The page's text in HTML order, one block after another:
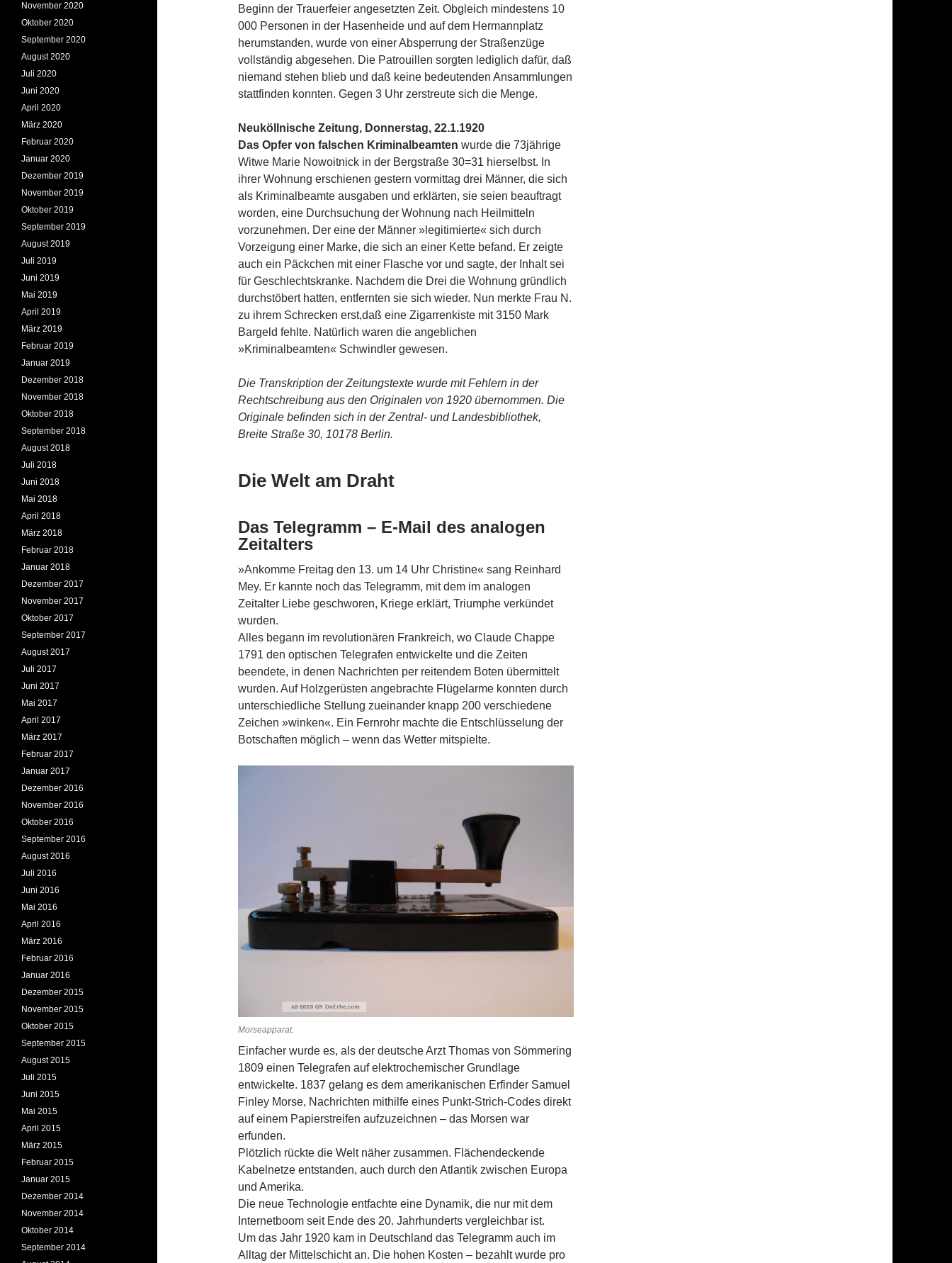
Beginn der Trauerfeier angesetzten Zeit. Obgleich mindestens 10
000 Personen in der Hasenheide und auf dem Hermannplatz
herumstanden, wurde von einer Absperrung der Straßenzüge
vollständig abgesehen. Die Patrouillen sorgten lediglich dafür, daß
niemand stehen blieb und daß keine bedeutenden Ansammlungen
stattfinden konnten. Gegen 3 Uhr zerstreute sich die Menge.
Neuköllnische Zeitung, Donnerstag, 22.1.1920
Das Opfer von falschen Kriminalbeamten wurde die 73jährige
Witwe Marie Nowoitnick in der Bergstraße 30=31 hierselbst. In
ihrer Wohnung erschienen gestern vormittag drei Männer, die sich
als Kriminalbeamte ausgaben und erklärten, sie seien beauftragt
worden, eine Durchsuchung der Wohnung nach Heilmitteln
vorzunehmen. Der eine der Männer »legitimierte« sich durch
Vorzeigung einer Marke, die sich an einer Kette befand. Er zeigte
auch ein Päckchen mit einer Flasche vor und sagte, der Inhalt sei
für Geschlechtskranke. Nachdem die Drei die Wohnung gründlich
durchstöbert hatten, entfernten sie sich wieder. Nun merkte Frau N.
zu ihrem Schrecken erst,daß eine Zigarrenkiste mit 3150 Mark
Bargeld fehlte. Natürlich waren die angeblichen
»Kriminalbeamten« Schwindler gewesen.
Die Transkription der Zeitungstexte wurde mit Fehlern in der
Rechtschreibung aus den Originalen von 1920 übernommen. Die
Originale befinden sich in der Zentral- und Landesbibliothek,
Breite Straße 30, 10178 Berlin.
Die Welt am Draht
Das Telegramm – E-Mail des analogen
Zeitalters
»Ankomme Freitag den 13. um 14 Uhr Christine« sang Reinhard
Mey. Er kannte noch das Telegramm, mit dem im analogen
Zeitalter Liebe geschworen, Kriege erklärt, Triumphe verkündet
wurden.
Alles begann im revolutionären Frankreich, wo Claude Chappe
1791 den optischen Telegrafen entwickelte und die Zeiten
beendete, in denen Nachrichten per reitendem Boten übermittelt
wurden. Auf Holzgerüsten angebrachte Flügelarme konnten durch
unterschiedliche Stellung zueinander knapp 200 verschiedene
Zeichen »winken«. Ein Fernrohr machte die Entschlüsselung der
Botschaften möglich – wenn das Wetter mitspielte.
Morseapparat.
Einfacher wurde es, als der deutsche Arzt Thomas von Sömmering
1809 einen Telegrafen auf elektrochemischer Grundlage
entwickelte. 1837 gelang es dem amerikanischen Erfinder Samuel
Finley Morse, Nachrichten mithilfe eines Punkt-Strich-Codes direkt
auf einem Papierstreifen aufzuzeichnen – das Morsen war
erfunden.
Plötzlich rückte die Welt näher zusammen. Flächendeckende
Kabelnetze entstanden, auch durch den Atlantik zwischen Europa
und Amerika.
Die neue Technologie entfachte eine Dynamik, die nur mit dem
Internetboom seit Ende des 20. Jahrhunderts vergleichbar ist.
Um das Jahr 1920 kam in Deutschland das Telegramm auch im
Alltag der Mittelschicht an. Die hohen Kosten – bezahlt wurde pro
November 2020
Oktober 2020
September 2020
August 2020
Juli 2020
Juni 2020
April 2020
März 2020
Februar 2020
Januar 2020
Dezember 2019
November 2019
Oktober 2019
September 2019
August 2019
Juli 2019
Juni 2019
Mai 2019
April 2019
März 2019
Februar 2019
Januar 2019
Dezember 2018
November 2018
Oktober 2018
September 2018
August 2018
Juli 2018
Juni 2018
Mai 2018
April 2018
März 2018
Februar 2018
Januar 2018
Dezember 2017
November 2017
Oktober 2017
September 2017
August 2017
Juli 2017
Juni 2017
Mai 2017
April 2017
März 2017
Februar 2017
Januar 2017
Dezember 2016
November 2016
Oktober 2016
September 2016
August 2016
Juli 2016
Juni 2016
Mai 2016
April 2016
März 2016
Februar 2016
Januar 2016
Dezember 2015
November 2015
Oktober 2015
September 2015
August 2015
Juli 2015
Juni 2015
Mai 2015
April 2015
März 2015
Februar 2015
Januar 2015
Dezember 2014
November 2014
Oktober 2014
September 2014